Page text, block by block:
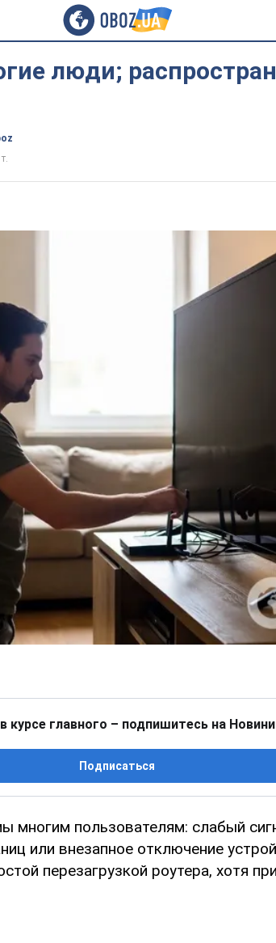
люди;
курсе главного – подпишитесь на Новини
Подписаться
многим пользователям: слабый
или внезапное отключение
перезагрузкой роутера, хотя